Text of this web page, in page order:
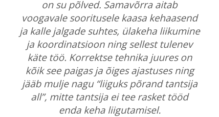
on su põlved. Samavõrra aitab
voogavale sooritusele kaasa kehaasend
ja kalle jalgade suhtes, ülakeha liikumine
ja koordinatsioon ning sellest tulenev
käte töö. Korrektse tehnika juures on
kõik see paigas ja õiges ajastuses ning
jääb mulje nagu “liiguks põrand tantsija
all”, mitte tantsija ei tee rasket tööd
enda keha liigutamisel.